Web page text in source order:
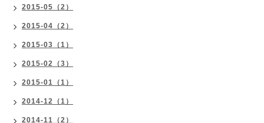
2015-05（2）
2015-04（2）
2015-03（1）
2015-02（3）
2015-01（1）
2014-12（1）
2014-11（2）